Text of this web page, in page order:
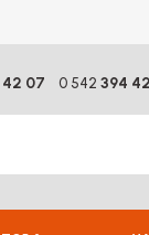
07 0 542 394